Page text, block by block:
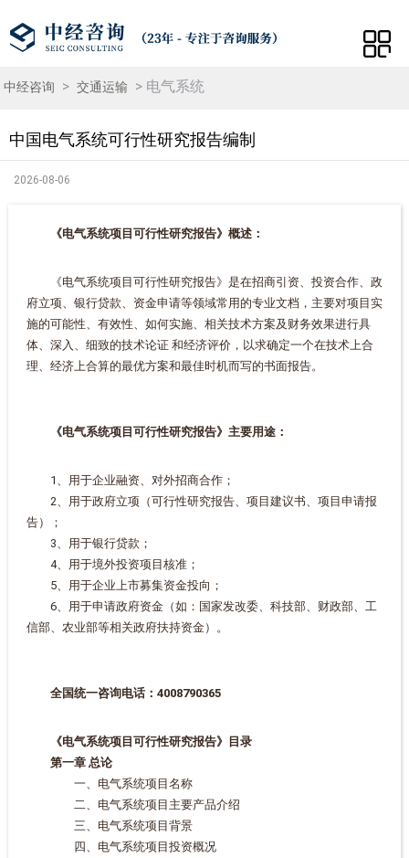
中经咨询 > 交通运输 > 电气系统
中国电气系统可行性研究报告编制
2026-08-06
《电气系统项目可行性研究报告》概述：
《电气系统项目可行性研究报告》是在招商引资、投资合作、政
府立项、银行贷款、资金申请等领域常用的专业文档，主要对项目实
施的可能性、有效性、如何实施、相关技术方案及财务效果进行具
体、深入、细致的技术论证 和经济评价，以求确定一个在技术上合
理、经济上合算的最优方案和最佳时机而写的书面报告。
《电气系统项目可行性研究报告》主要用途：
1、用于企业融资、对外招商合作；
2、用于政府立项（可行性研究报告、项目建议书、项目申请报
告）；
3、用于银行贷款；
4、用于境外投资项目核准；
5、用于企业上市募集资金投向；
6、用于申请政府资金（如：国家发改委、科技部、财政部、工
信部、农业部等相关政府扶持资金）。
全国统一咨询电话：4008790365
《电气系统项目可行性研究报告》目录
第一章 总论
一、电气系统项目名称
二、电气系统项目主要产品介绍
三、电气系统项目背景
四、电气系统项目投资概况